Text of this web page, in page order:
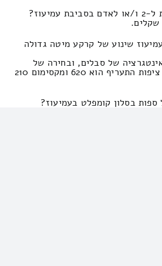
שינוע של קרקע מיטה גדולה
של סבלים, ובחירה של
העברה של ארגז מקרטון ציפות התעריף הוא 620 ומקסימום 210
בסלון קומפלט בעמיעוז?